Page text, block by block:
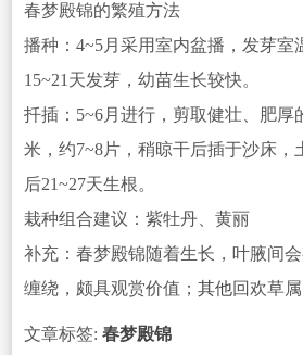
春梦殿锦的繁殖方法
播种：4~5月采用室内盆播， 发芽室
15~21天发芽，幼苗生长较快。
扦插：5~6月进行，剪取健壮、肥厚
米，约7~8片，稍晾干后插于沙床，
后21~27天生根。
栽种组合建议：紫牡丹、黄丽
补充：春梦殿锦随着生长，叶腋间
缠绕，颇具观赏价值； 其他回欢草
文章标签: 春梦殿锦